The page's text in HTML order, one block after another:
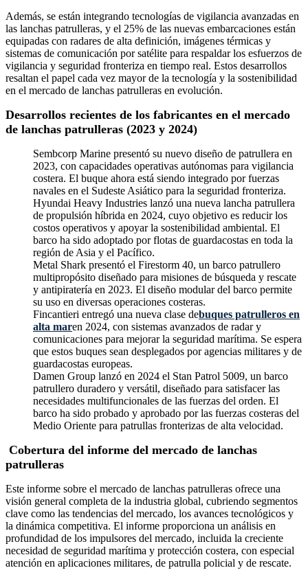
Además, se están integrando tecnologías de vigilancia avanzadas en
las lanchas patrulleras, y el 25% de las nuevas embarcaciones están
equipadas con radares de alta definición, imágenes térmicas y
sistemas de comunicación por satélite para respaldar los esfuerzos de
vigilancia y seguridad fronteriza en tiempo real. Estos desarrollos
resaltan el papel cada vez mayor de la tecnología y la sostenibilidad
en el mercado de lanchas patrulleras en evolución.
Desarrollos recientes de los fabricantes en el mercado
de lanchas patrulleras (2023 y 2024)
Sembcorp Marine presentó su nuevo diseño de patrullera en
2023, con capacidades operativas autónomas para vigilancia
costera. El buque ahora está siendo integrado por fuerzas
navales en el Sudeste Asiático para la seguridad fronteriza.
Hyundai Heavy Industries lanzó una nueva lancha patrullera
de propulsión híbrida en 2024, cuyo objetivo es reducir los
costos operativos y apoyar la sostenibilidad ambiental. El
barco ha sido adoptado por flotas de guardacostas en toda la
región de Asia y el Pacífico.
Metal Shark presentó el Firestorm 40, un barco patrullero
multipropósito diseñado para misiones de búsqueda y rescate
y antipiratería en 2023. El diseño modular del barco permite
su uso en diversas operaciones costeras.
Fincantieri entregó una nueva clase debuques patrulleros en
alta maren 2024, con sistemas avanzados de radar y
comunicaciones para mejorar la seguridad marítima. Se espera
que estos buques sean desplegados por agencias militares y de
guardacostas europeas.
Damen Group lanzó en 2024 el Stan Patrol 5009, un barco
patrullero duradero y versátil, diseñado para satisfacer las
necesidades multifuncionales de las fuerzas del orden. El
barco ha sido probado y aprobado por las fuerzas costeras del
Medio Oriente para patrullas fronterizas de alta velocidad.
Cobertura del informe del mercado de lanchas
patrulleras
Este informe sobre el mercado de lanchas patrulleras ofrece una
visión general completa de la industria global, cubriendo segmentos
clave como las tendencias del mercado, los avances tecnológicos y
la dinámica competitiva. El informe proporciona un análisis en
profundidad de los impulsores del mercado, incluida la creciente
necesidad de seguridad marítima y protección costera, con especial
atención en aplicaciones militares, de patrulla policial y de rescate.